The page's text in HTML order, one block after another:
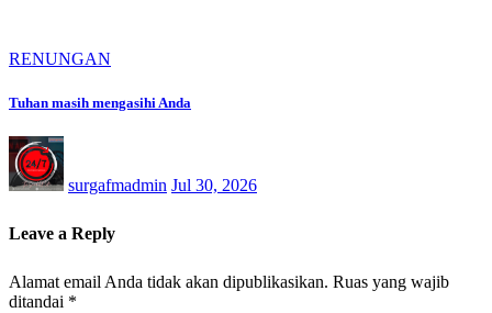
RENUNGAN
Tuhan masih mengasihi Anda
surgafmadmin Jul 30, 2026
Leave a Reply
Alamat email Anda tidak akan dipublikasikan. Ruas yang wajib
ditandai *